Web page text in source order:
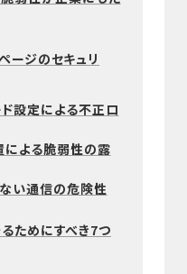
ージのセキュリ
設定による不正ロ
による脆弱性の露
い通信の危険性
ためにすべき7つ